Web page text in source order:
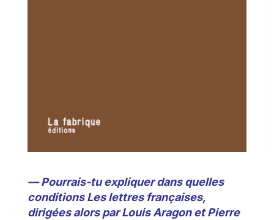
— Pourrais-tu expliquer dans quelles
conditions Les lettres françaises,
dirigées alors par Louis Aragon et Pierre